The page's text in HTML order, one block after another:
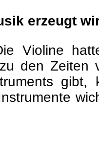
erzeugt
Violine
den Zeiten
gibt,